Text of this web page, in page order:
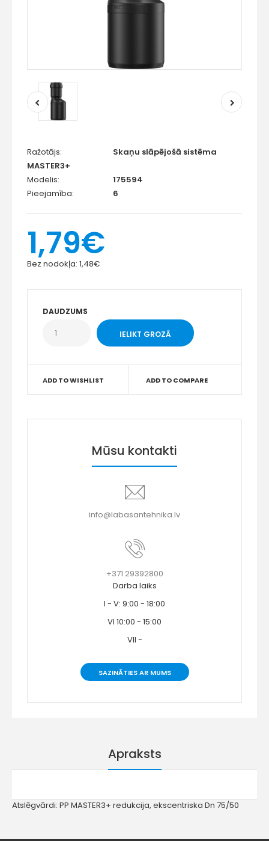
Ražotājs:
Skaņu slāpējošā sistēma
MASTER3+
Modelis:
175594
Pieejamība:
6
1,79€
Bez nodokļa: 1,48€
DAUDZUMS
ADD TO WISHLIST ADD TO COMPARE
Mūsu kontakti
info@labasantehnika.lv
+371 29392800
Darba laiks
I - V: 9:00 - 18:00
VI 10:00 - 15:00
VII -
SAZINĀTIES AR MUMS
Apraksts
Atslēgvārdi: PP MASTER3+ redukcija, ekscentriska Dn 75/50